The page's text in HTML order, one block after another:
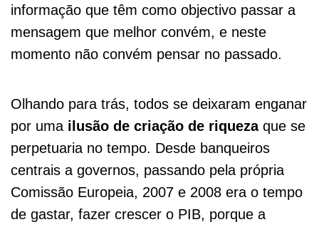
informação que têm como objectivo passar a
mensagem que melhor convém, e neste
momento não convém pensar no passado.
Olhando para trás, todos se deixaram enganar
por uma ilusão de criação de riquezaque se
perpetuaria no tempo. Desde banqueiros
centrais a governos, passando pela própria
Comissão Europeia, 2007 e 2008 era o tempo
de gastar, fazer crescer o PIB, porque a